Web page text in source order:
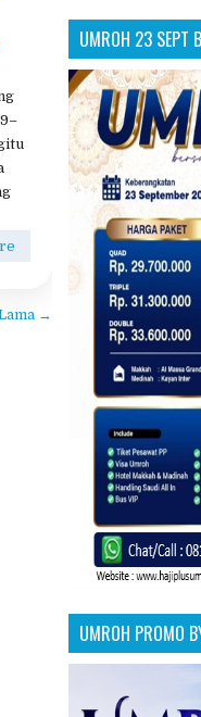
→
UMROH 23 SEPT
UMROH PROMO